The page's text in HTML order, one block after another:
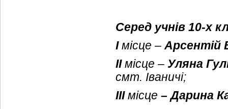
Серед учнів 10-х
Імісце – Арсентій
ІІмісце – Уляна
смт. Іваничі;
ІІІмісце – Дарина